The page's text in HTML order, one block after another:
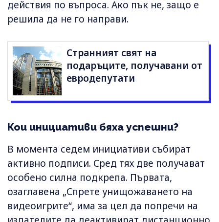
действия по въпроса. Ако пък не, защо е
решила да не го направи.
Странният свят на
подаръците, получавани от
евродепутати
Кои инициативи бяха успешни?
В момента седем инициативи събират
активно подписи. Сред тях две получават
особено силна подкрепа. Първата,
озаглавена „Спрете унищожаването на
видеоигрите“, има за цел да попречи на